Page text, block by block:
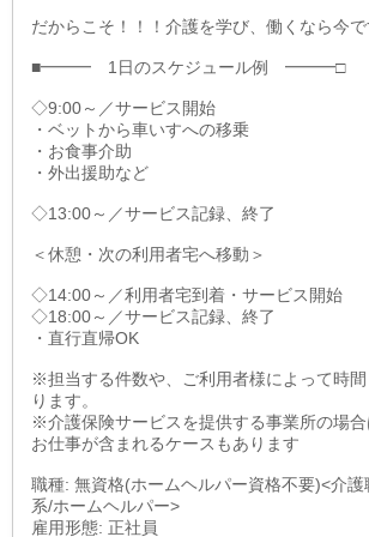
だからこそ！！！介護を学び、働くなら今で
■━━━ 1日のスケジュール例 ━━━□
◇9:00～／サービス開始
・ベットから車いすへの移乗
・お食事介助
・外出援助など
◇13:00～／サービス記録、終了
＜休憩・次の利用者宅へ移動＞
◇14:00～／利用者宅到着・サービス開始
◇18:00～／サービス記録、終了
・直行直帰OK
※担当する件数や、ご利用者様によって時
ります。
※介護保険サービスを提供する事業所の場
お仕事が含まれるケースもあります
職種: 無資格(ホームヘルパー資格不要)<介
系/ホームヘルパー>
雇用形態: 正社員